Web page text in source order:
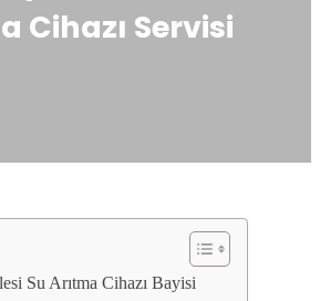
Cihazı Servisi
Su Arıtma Cihazı Bayisi